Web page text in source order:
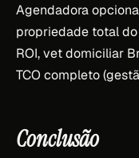
Agendadora
propriedade total do
ROI, vet domiciliar
TCO completo
Conclusão